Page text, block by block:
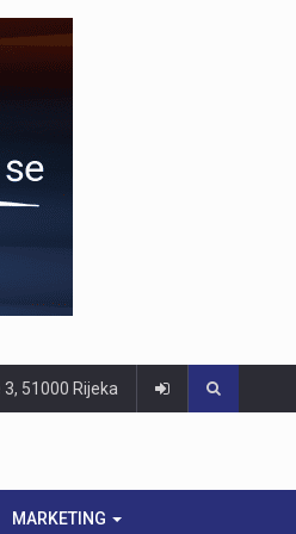
51000 Rijeka
MARKETING